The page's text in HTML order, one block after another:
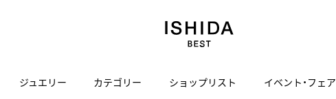
ジュエリー カテゴリー ショップリスト イベント・フェア